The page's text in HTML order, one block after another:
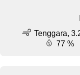
Tenggara,
77 %